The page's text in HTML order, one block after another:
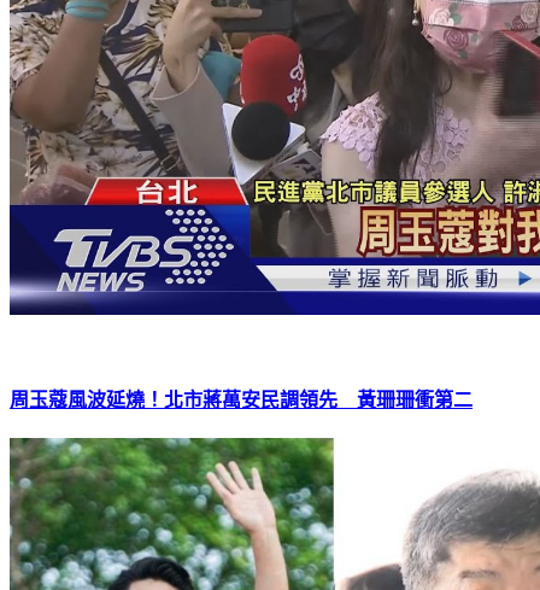
周玉蔻風波延燒！北市蔣萬安民調領先 黃珊珊衝第二